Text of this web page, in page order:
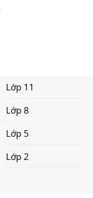
Lớp 11
Lớp 8
Lớp 5
Lớp 2